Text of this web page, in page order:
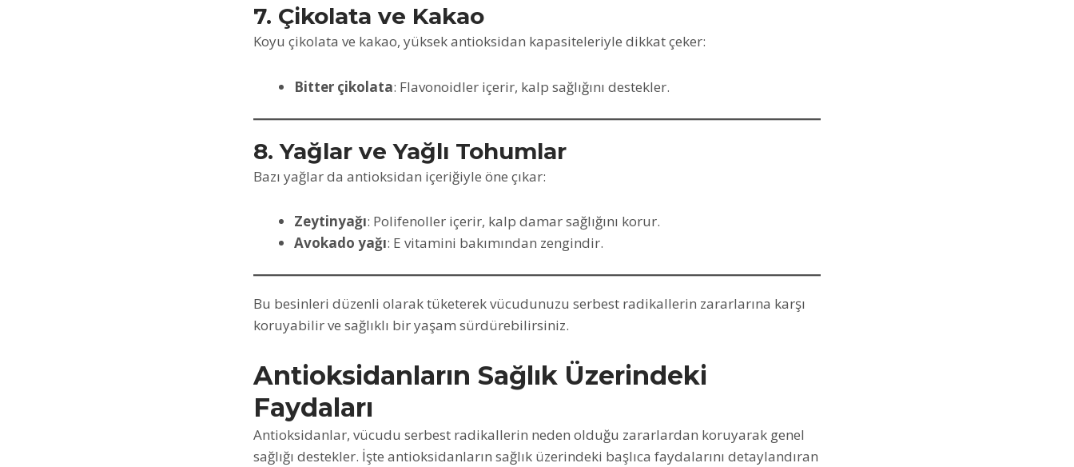
7. Çikolata ve Kakao
Koyu çikolata ve kakao, yüksek antioksidan kapasiteleriyle dikkat çeker:
Bitter çikolata: Flavonoidler içerir, kalp sağlığını destekler.
8. Yağlar ve Yağlı Tohumlar
Bazı yağlar da antioksidan içeriğiyle öne çıkar:
Zeytinyağı: Polifenoller içerir, kalp damar sağlığını korur.
Avokado yağı: E vitamini bakımından zengindir.
Bu besinleri düzenli olarak tüketerek vücudunuzu serbest radikallerin zararlarına karşı
koruyabilir ve sağlıklı bir yaşam sürdürebilirsiniz.
Antioksidanların Sağlık Üzerindeki
Faydaları
Antioksidanlar, vücudu serbest radikallerin neden olduğu zararlardan koruyarak genel
sağlığı destekler. İşte antioksidanların sağlık üzerindeki başlıca faydalarını detaylandıran